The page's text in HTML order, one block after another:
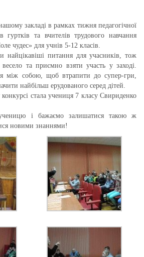
закладі в рамках тижня педагогічної
гуртків та вчителів трудового навчання
чудес» для учнів 5-12 класів.
найцікавіші питання для учасників, тож
та приємно взяти участь у заході.
між собою, щоб втрапити до супер-гри,
найбільш ерудованого серед дітей.
стала учениця 7 класу Свириденко
і бажаємо залишатися такою ж
новими знаннями!